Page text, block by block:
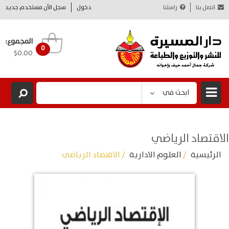
دخول سجل الآن مستخدم جديد اتصل بنا راسلنا
0
المجموع:
$0.00
ابحث في
الاقتصاد الرياضي
الرئيسية /العلوم الادارية / الاقتصاد الرياضي